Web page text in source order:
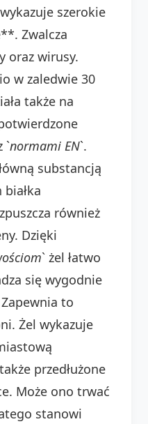
szerokie
Zwalcza
oraz wirusy.
w zaledwie 30
także na
`normami EN`.
substancją
również
Dzięki
` żel łatwo
się wygodnie
to
Żel wykazuje
przedłużone
Może ono trwać
stanowi